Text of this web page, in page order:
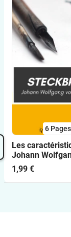
6 Pages
Les
Johann
Goethe
1,99 €